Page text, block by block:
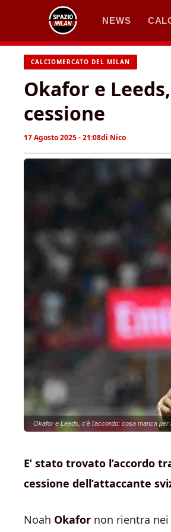
contenuto
NEWS
CALCIOMERCATO DEL MILAN
Okafor e
cessione
17 Agosto 2025 - 21:08di Nico
Okafor e Leeds, c'è l'accordo: cosa manca per
E’ stato trovato l’accordo
cessione dell’attaccante
Noah Okafor non rientra